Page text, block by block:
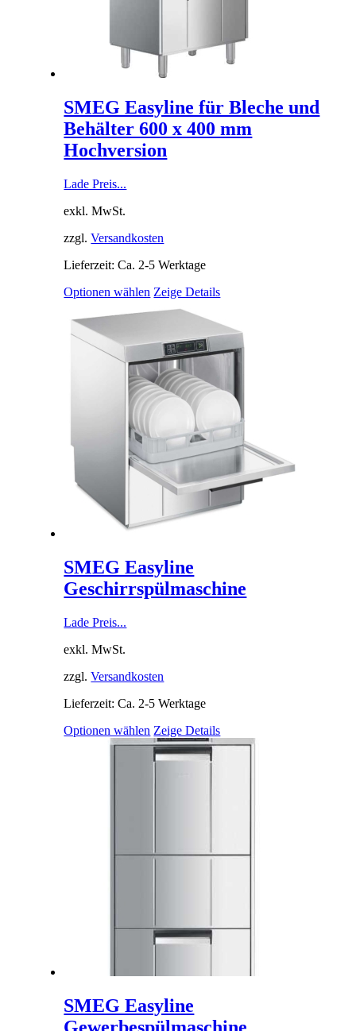
SMEG Easyline für Bleche und
Behälter 600 x 400 mm
Hochversion
Lade Preis...
exkl. MwSt.
zzgl.Versandkosten
Lieferzeit: Ca. 2-5 Werktage
Optionen wählen Zeige Details
SMEG Easyline
Geschirrspülmaschine
Lade Preis...
exkl. MwSt.
zzgl.Versandkosten
Lieferzeit: Ca. 2-5 Werktage
Optionen wählen Zeige Details
SMEG Easyline
Gewerbespülmaschine